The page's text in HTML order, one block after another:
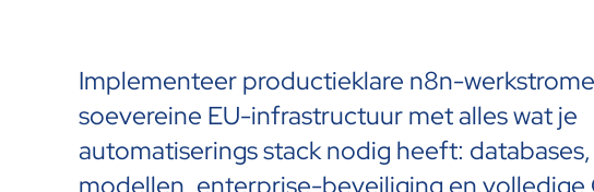
Implementeer productieklare n8n-
soevereine EU-infrastructuur met alles wat je
automatiserings stack nodig heeft:
modellen, enterprise-beveiliging en volledige